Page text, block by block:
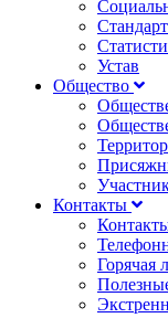
Устав
Общество
Контакты
Горячая